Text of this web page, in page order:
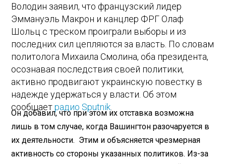
Володин заявил, что французский лидер
Эммануэль Макрон и канцлер ФРГ Олаф
Шольц с треском проиграли выборы и из
последних сил цепляются за власть. По словам
политолога Михаила Смолина, оба президента,
осознавая последствия своей политики,
активно продвигают украинскую повестку в
надежде удержаться у власти. Об этом
сообщаетрадио Sputnik
Он добавил, что при этом их отставка возможна
лишь в том случае, когда Вашингтон разочаруется в
их деятельности. Этим и объясняется чрезмерная
активность со стороны указанных политиков. Из-за